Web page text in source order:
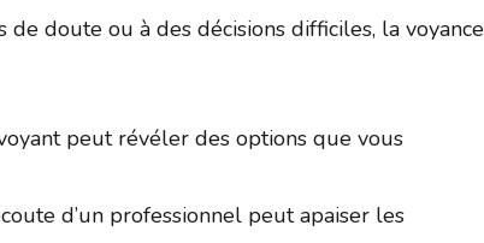
de doute ou à des décisions difficiles, la voyance
peut révéler des options que vous
d’un professionnel peut apaiser les